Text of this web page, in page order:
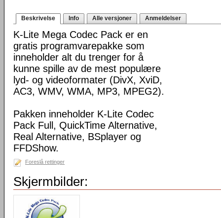
Beskrivelse Info Alle versjoner Anmeldelser
K-Lite Mega Codec Pack er en
gratis programvarepakke som
inneholder alt du trenger for å
kunne spille av de mest populære
lyd- og videoformater (DivX, XviD,
AC3, WMV, WMA, MP3, MPEG2).
Pakken inneholder K-Lite Codec
Pack Full, QuickTime Alternative,
Real Alternative, BSplayer og
FFDShow.
Foreslå rettinger
Skjermbilder: